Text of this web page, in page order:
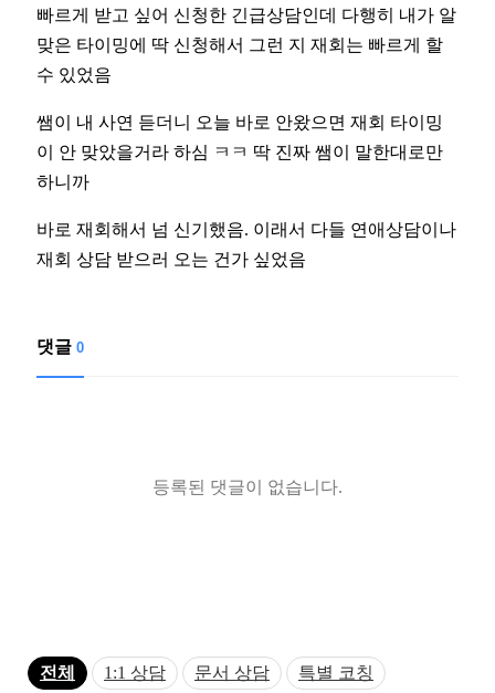
빠르게 받고 싶어 신청한 긴급상담인데 다행히 내가 알
맞은 타이밍에 딱 신청해서 그런 지 재회는 빠르게 할
수 있었음
쌤이 내 사연 듣더니 오늘 바로 안왔으면 재회 타이밍
이 안 맞았을거라 하심 ㅋㅋ 딱 진짜 쌤이 말한대로만
하니까
바로 재회해서 넘 신기했음. 이래서 다들 연애상담이나
재회 상담 받으러 오는 건가 싶었음
댓글 0
등록된 댓글이 없습니다.
전체 1:1 상담 문서 상담
특별 코칭